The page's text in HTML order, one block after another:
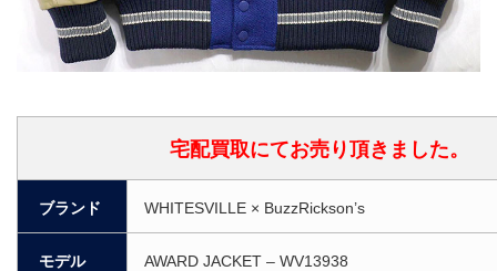
宅配買取にてお売り頂きました。
ブランド WHITESVILLE × BuzzRickson’s
モデル AWARD JACKET – WV13938